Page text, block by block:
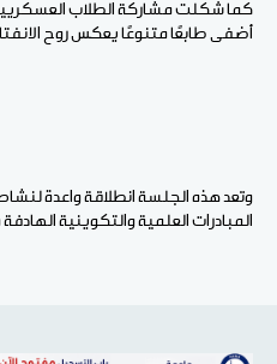
كما شكلت مشاركة الطلاب
أضفى طابعًا متنوعًا يعكس روح
وتعد هذه الجلسة انطلاقة واعدة
المبادرات العلمية والتكوينية